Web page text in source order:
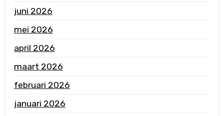
juni 2026
mei 2026
april 2026
maart 2026
februari 2026
januari 2026